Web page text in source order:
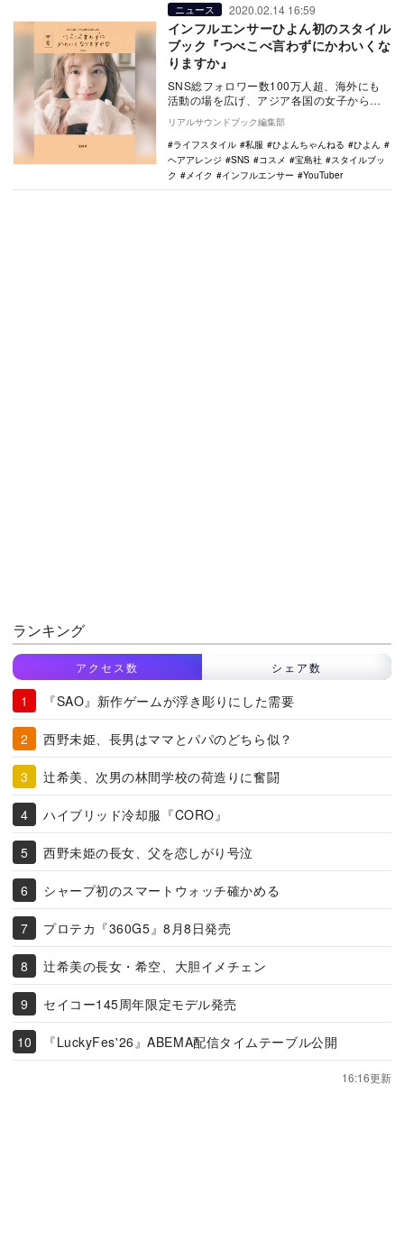
ニュース 2020.02.14 16:59
インフルエンサーひよん初のスタイル
ブック『つべこべ言わずにかわいくな
りますか』
SNS総フォロワー数100万人超、海外にも
活動の場を広げ、アジア各国の女子から絶
大な人気を集めるインフルエンサー・ひよ
んの初スタ…
リアルサウンドブック編集部
ライフスタイル
私服 ひよんちゃんねる
ひよん
ヘアアレンジ
SNS コスメ 宝島社
スタイルブッ
ク
メイク インフルエンサー YouTuber
ランキング
アクセス数 シェア数
『SAO』新作ゲームが浮き彫りにした需要
西野未姫、長男はママとパパのどちら似？
辻希美、次男の林間学校の荷造りに奮闘
ハイブリッド冷却服『CORO』
西野未姫の長女、父を恋しがり号泣
シャープ初のスマートウォッチ確かめる
プロテカ『360G5』8月8日発売
辻希美の長女・希空、大胆イメチェン
セイコー145周年限定モデル発売
『LuckyFes'26』ABEMA配信タイムテーブル公開
16:16更新